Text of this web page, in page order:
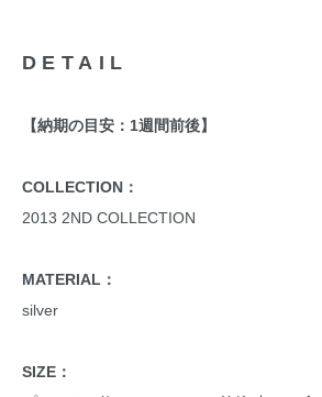
DETAIL
【納期の目安：1週間前後】
COLLECTION：
2013 2ND COLLECTION
MATERIAL：
silver
SIZE：